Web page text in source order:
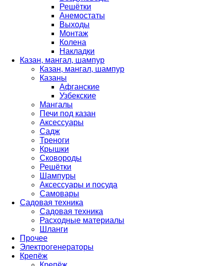
Решётки
Анемостаты
Выходы
Монтаж
Колена
Накладки
Казан, мангал, шампур
Казан, мангал, шампур
Казаны
Афганские
Узбекские
Мангалы
Печи под казан
Аксессуары
Садж
Треноги
Крышки
Сковороды
Решётки
Шампуры
Аксессуары и посуда
Самовары
Садовая техника
Садовая техника
Расходные материалы
Шланги
Прочее
Электрогенераторы
Крепёж